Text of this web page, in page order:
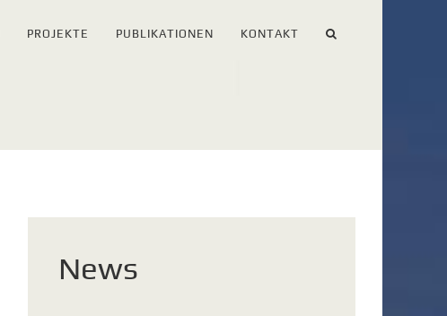
PROJEKTE PUBLIKATIONEN KONTAKT
News